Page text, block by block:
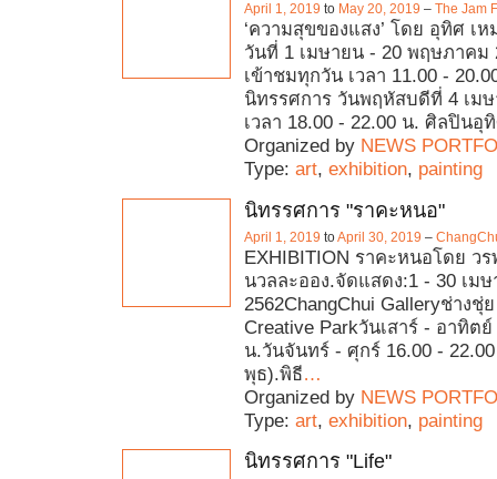
April 1, 2019 to May 20, 2019 – The Jam
‘ความสุขของแสง’ โดย อุทิศ เ
วันที่ 1 เมษายน - 20 พฤษภาคม
เข้าชมทุกวัน เวลา 11.00 -
นิทรรศการ วันพฤหัสบดีที่ 4 เมษ
เวลา 18.00 - 22.00 น. ศิลปินอุ
Organized by NEWS
Type: art, exhibition, painting
นิทรรศการ "ราคะหนอ"
April 1, 2019 toApril 30, 2019 –
EXHIBITION ราคะหนอโดย วร
นวลละออง.จัดแสดง:1 - 30 เม
2562ChangChui Galleryช่างชุ่
Creative Parkวันเสาร์ - อาทิตย์
น.วันจันทร์ - ศุกร์ 16.00 -
พุธ).พิธี…
Organized by NEWS
Type: art, exhibition, painting
นิทรรศการ "Life"